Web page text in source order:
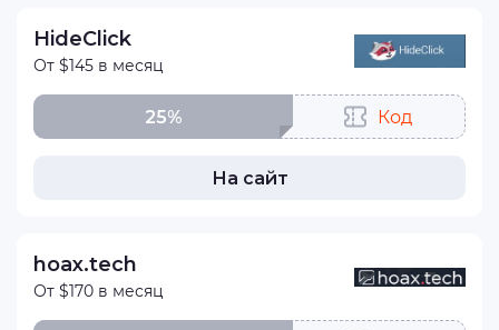
HideClick
От $145 в месяц
25% Код
На сайт
hoax.tech
От $170 в месяц